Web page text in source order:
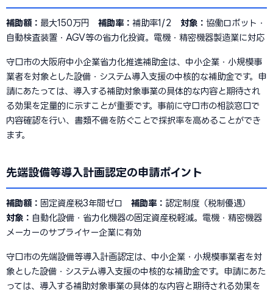
補助額： 最大150万円 補助率： 補助率1/2 対象： 協働ロボット・
自動検査装置・AGV等の省力化投資。電機・精密機器製造業に対応
守口市の大阪府中小企業省力化推進補助金は、中小企業・小規模事
業者を対象とした設備・システム導入支援の中核的な補助金です。申
請にあたっては、導入する補助対象事業の具体的な内容と期待され
る効果を定量的に示すことが重要です。事前に守口市の相談窓口で
内容確認を行い、書類不備を防ぐことで採択率を高めることができ
ます。
先端設備等導入計画認定の申請ポイント
補助額： 固定資産税3年間ゼロ 補助率： 認定制度（税制優遇）
対象： 自動化設備・省力化機器の固定資産税軽減。電機・精密機器
メーカーのサプライヤー企業に有効
守口市の先端設備等導入計画認定は、中小企業・小規模事業者を対
象とした設備・システム導入支援の中核的な補助金です。申請にあた
っては、導入する補助対象事業の具体的な内容と期待される効果を